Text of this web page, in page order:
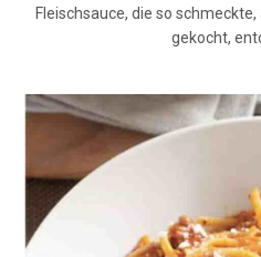
Fleischsauce, die so
gekocht,